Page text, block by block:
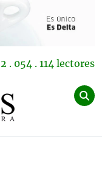
2 . 054 . 114 lectores